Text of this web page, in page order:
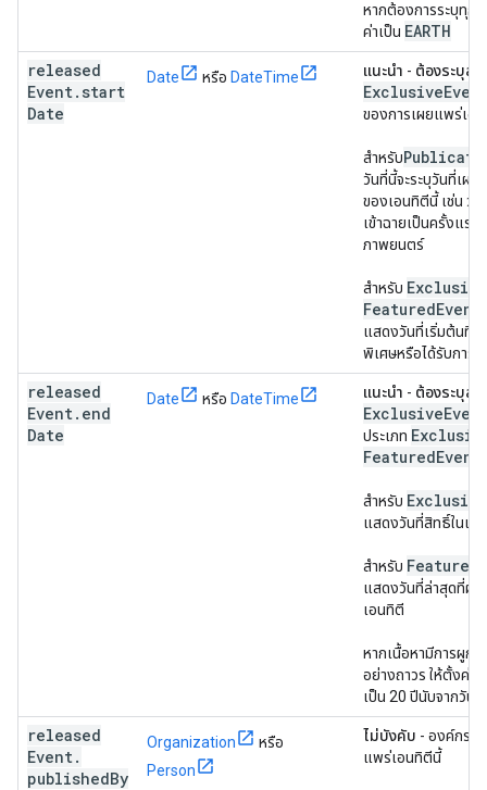
หากต้องการระบุทุกที่
ค่าเป็น EARTH
released
Event. start
Date
Date หรือ DateTime แนะนำ - ต้องระบุสำ
ของการเผยแพร่เอ
สำหรับ
วันที่นี้จะระบุวันที่เผ
ของเอนทิตีนี้ เช่น วั
เข้าฉายเป็นครั้งแรก
ภาพยนตร์
สำหรับ Exclusive
FeaturedEvent
แสดงวันที่เริ่มต้นที่เ
พิเศษหรือได้รับการแ
released
Event. end
Date
Date หรือ DateTime แนะนำ - ต้องระบุสำ
ประเภท
FeaturedEvent
สำหรับ Exclusive
แสดงวันที่สิทธิ์ในเนื้
สำหรับ Featured
แสดงวันที่ล่าสุดที่ผู้ใ
เอนทิตี
หากเนื้อหามีการผูกข
อย่างถาวร ให้ตั้งค่า
เป็น 20 ปีนับจากวัน
released
Event.
publishedBy
Organization
หรือ
Person
ไม่บังคับ - องค์กรห
แพร่เอนทิตีนี้